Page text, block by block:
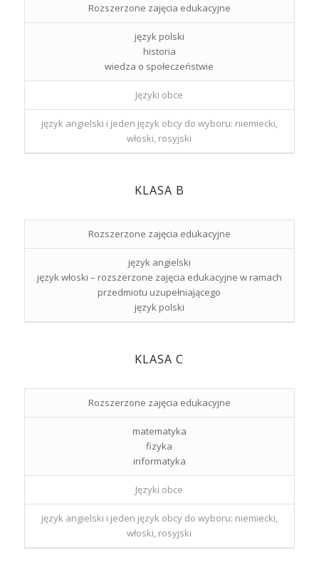
Rozszerzone zajęcia edukacyjne
język polski
historia
wiedza o społeczeństwie
Języki obce
język angielski i jeden język obcy do wyboru: niemiecki,
włoski, rosyjski
KLASA B
Rozszerzone zajęcia edukacyjne
język angielski
język włoski – rozszerzone zajęcia edukacyjne w ramach
przedmiotu uzupełniającego
język polski
KLASA C
Rozszerzone zajęcia edukacyjne
matematyka
fizyka
informatyka
Języki obce
język angielski i jeden język obcy do wyboru: niemiecki,
włoski, rosyjski